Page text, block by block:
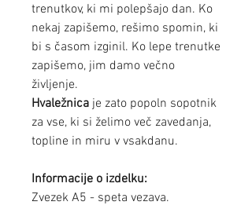
trenutkov, ki mi polepšajo dan. Ko
nekaj zapišemo, rešimo spomin, ki
bi s časom izginil. Ko lepe trenutke
zapišemo, jim damo večno
življenje.
Hvaležnica je zato popoln sopotnik
za vse, ki si želimo več zavedanja,
topline in miru v vsakdanu.
Informacije o izdelku:
Zvezek A5 - speta vezava.